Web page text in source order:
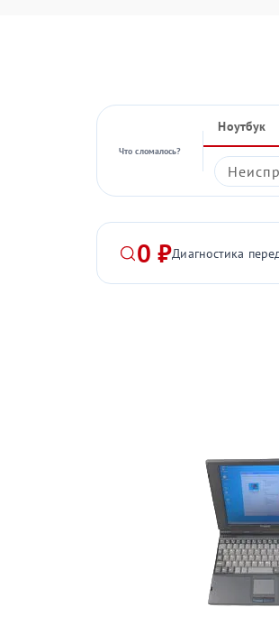
Что сломалось?
Ноутбук
0 ₽Диагностика